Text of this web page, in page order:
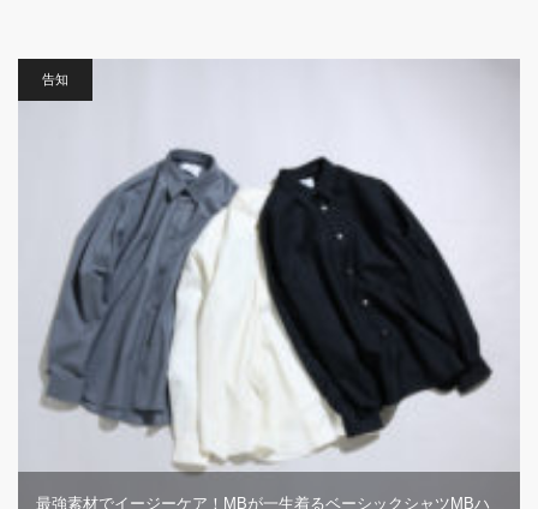
告知
最強素材でイージーケア！MBが一生着るベーシックシャツMBハ